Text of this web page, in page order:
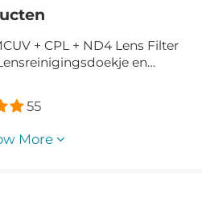
+ CPL + ND4 Lens Filter
en
Klear Serie
55
More